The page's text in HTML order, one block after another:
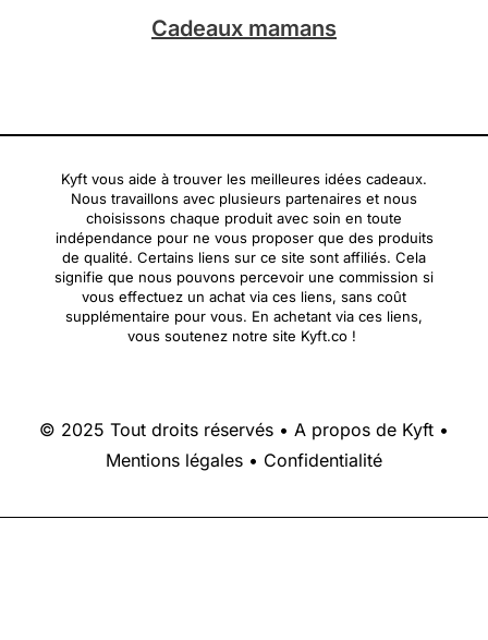
Cadeaux mamans
Kyft vous aide à trouver les meilleures idées cadeaux.
Nous travaillons avec plusieurs partenaires et nous
choisissons chaque produit avec soin en toute
indépendance pour ne vous proposer que des produits
de qualité. Certains liens sur ce site sont affiliés. Cela
signifie que nous pouvons percevoir une commission si
vous effectuez un achat via ces liens, sans coût
supplémentaire pour vous. En achetant via ces liens,
vous soutenez notre site Kyft.co !
© 2025 Tout droits réservés • A propos de Kyft •
Mentions légales • Confidentialité